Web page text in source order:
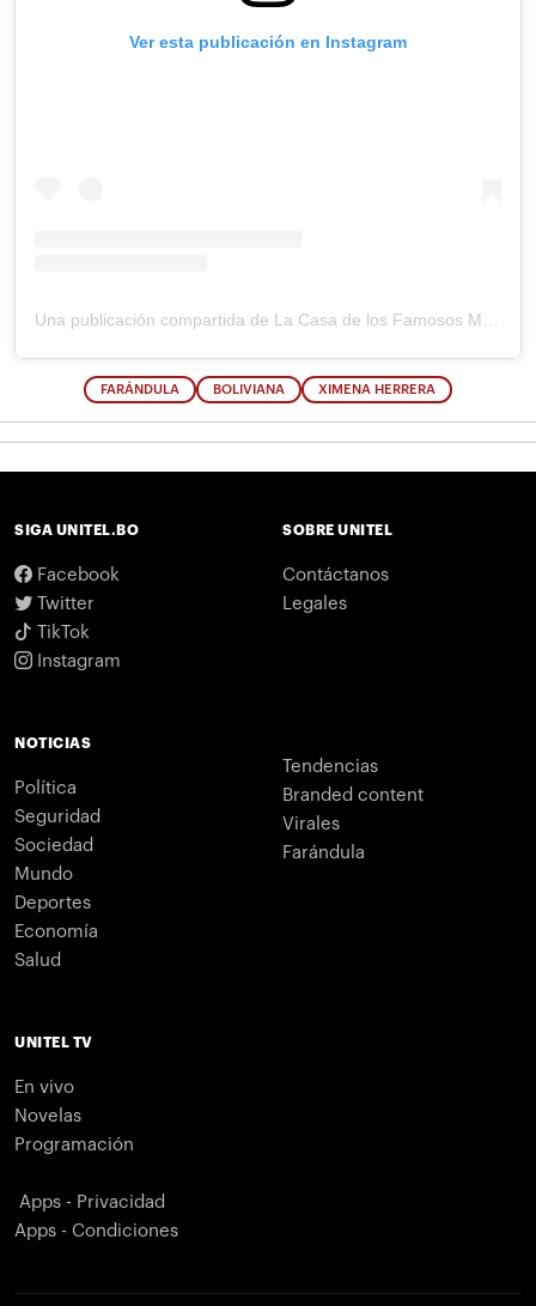
Ver esta publicación en Instagram
FARÁNDULA BOLIVIANA XIMENA HERRERA
SIGA UNITEL.BO
Facebook
Twitter
TikTok
Instagram
SOBRE UNITEL
Contáctanos
Legales
NOTICIAS
Política
Seguridad
Sociedad
Mundo
Deportes
Economía
Salud
Tendencias
Branded content
Virales
Farándula
UNITEL TV
En vivo
Novelas
Programación
Apps - Privacidad
Apps - Condiciones